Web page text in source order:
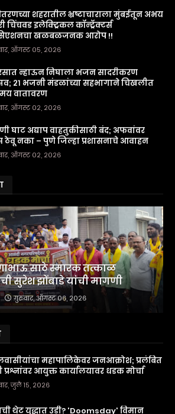
शहरातील भ्रष्टाचाराला मुंबईतून अभय
चिंचवड इलेक्ट्रिकल कॉन्ट्रॅक्टर्स
खळबळजनक आरोप !!
ऑगस्ट ०५, २०२६
न्हाऊन निघाला भजन सादरीकरण
२१ भजनी मंडळांच्या सहभागाने चिखलीत
वातावरण
ऑगस्ट ०२, २०२६
घाट अद्याप वाहतुकीसाठी बंद; अफवांवर
ठेवू नका – पुणे जिल्हा प्रशासनाचे आवाहन
ऑगस्ट ०२, २०२६
साठे स्मारक तत्काळ
सुरेश झोंबाडे यांची मागणी
गुरुवार, ऑगस्ट ०६, २०२६
महापालिकेवर जनआक्रोश; प्रलंबित
प्रश्नांवर आयुक्त कार्यालयावर धडक मोर्चा
जुलै १५, २०२६
थेट युद्धात उडी? 'Doomsday' विमान